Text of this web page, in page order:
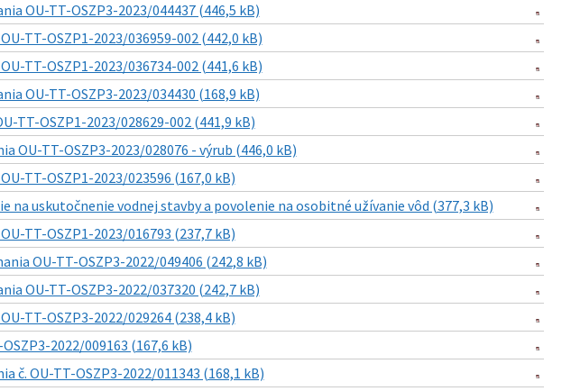
OU-TT-OSZP3-2023/044437 (446,5 kB)
TT-OSZP1-2023/036959-002 (442,0 kB)
TT-OSZP1-2023/036734-002 (441,6 kB)
OU-TT-OSZP3-2023/034430 (168,9 kB)
TT-OSZP1-2023/028629-002 (441,9 kB)
OU-TT-OSZP3-2023/028076 - výrub (446,0 kB)
TT-OSZP1-2023/023596 (167,0 kB)
na uskutočnenie vodnej stavby a povolenie na osobitné užívanie vôd (377,3 kB)
TT-OSZP1-2023/016793 (237,7 kB)
OU-TT-OSZP3-2022/049406 (242,8 kB)
OU-TT-OSZP3-2022/037320 (242,7 kB)
TT-OSZP3-2022/029264 (238,4 kB)
2022/009163 (167,6 kB)
č. OU-TT-OSZP3-2022/011343 (168,1 kB)